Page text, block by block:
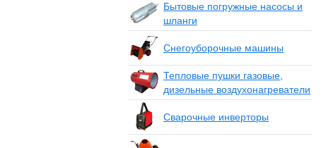
Бытовые погружные насосы и
шланги
Снегоуборочные машины
Тепловые пушки газовые,
дизельные воздухонагреватели
Сварочные инверторы